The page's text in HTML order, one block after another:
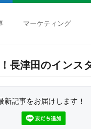
マーケティング
長津田のインス
新記事をお届けします！